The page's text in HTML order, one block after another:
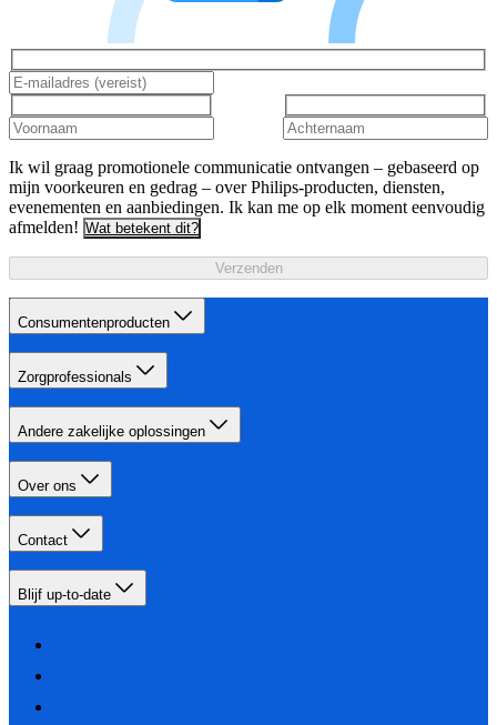
Ik wil graag promotionele communicatie ontvangen – gebaseerd op
mijn voorkeuren en gedrag – over Philips-producten, diensten,
evenementen en aanbiedingen. Ik kan me op elk moment eenvoudig
afmelden! Wat betekent dit?
Verzenden
Consumentenproducten
Zorgprofessionals
Andere zakelijke oplossingen
Over ons
Contact
Blijf up-to-date